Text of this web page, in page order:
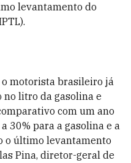
levantamento do
o motorista brasileiro já
no litro da gasolina e
com um ano
30% para a gasolina e a
o último levantamento
Pina, diretor-geral de